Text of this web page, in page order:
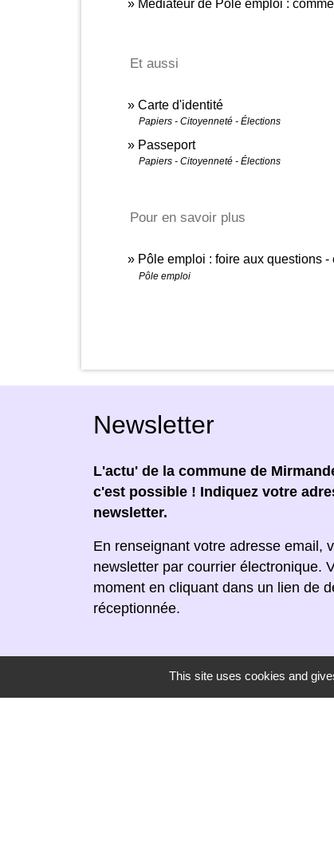
Médiateur de Pôle emploi :
Et aussi
Carte d'identité
Papiers - Citoyenneté - Élections
Passeport
Papiers - Citoyenneté - Élections
Pour en savoir plus
Pôle emploi : foire aux questions -
Pôle emploi
Newsletter
L'actu' de la commune de
c'est possible ! Indiquez votre
newsletter.
En renseignant votre adresse email,
newsletter par courrier électronique.
moment en cliquant dans un lien de
réceptionnée.
This site uses cookies and